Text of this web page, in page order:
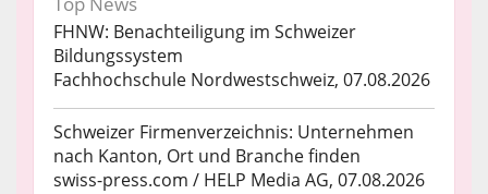
FHNW: Benachteiligung im Schweizer
Bildungssystem
Fachhochschule Nordwestschweiz, 07.08.2026
Schweizer Firmenverzeichnis: Unternehmen
nach Kanton, Ort und Branche finden
swiss-press.com / HELP Media AG, 07.08.2026